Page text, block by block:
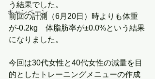
キャンペーン
う結果でした。
前回の計測（6月20日）時よりも体重
が-0.2kg　体脂肪率が±0.0%という結果
になりました。
今回は30代女性と40代女性の減量を目
的としたトレーニングメニューの作成